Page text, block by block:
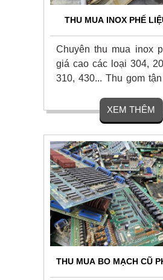
THU MUA INOX PHẾ
TOÁN NHANH 24/7
Chuyên thu mua inox
giá cao các loại 304,
310, 430... Thu gom
Cân đo chính xác,
liền tay 1 lần, chiết
hồng cao cho người
Liên hệ ngay.
XEM THÊM
THU MUA BO MẠCH CŨ